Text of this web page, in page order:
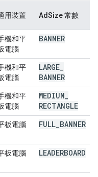
用裝置 AdSize 常數
機和平
電腦
BANNER
機和平
電腦
LARGE
BANNER
機和平
電腦
MEDIUM
RECTANGLE
板電腦 FULL BANNER
板電腦 LEADERBOARD